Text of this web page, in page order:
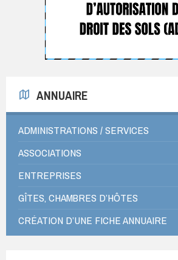
ANNUAIRE
ADMINISTRATIONS / SERVICES
ASSOCIATIONS
ENTREPRISES
GÎTES, CHAMBRES D’HÔTES
CRÉATION D’UNE FICHE ANNUAIRE